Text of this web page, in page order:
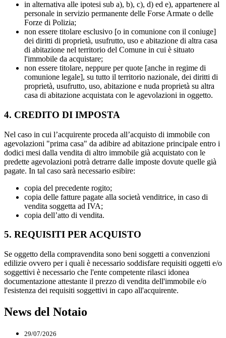
in alternativa alle ipotesi sub a), b), c), d) ed e), appartenere al
personale in servizio permanente delle Forse Armate o delle
Forze di Polizia;
non essere titolare esclusivo [o in comunione con il coniuge]
dei diritti di proprietà, usufrutto, uso e abitazione di altra casa
di abitazione nel territorio del Comune in cui è situato
l'immobile da acquistare;
non essere titolare, neppure per quote [anche in regime di
comunione legale], su tutto il territorio nazionale, dei diritti di
proprietà, usufrutto, uso, abitazione e nuda proprietà su altra
casa di abitazione acquistata con le agevolazioni in oggetto.
4. CREDITO DI IMPOSTA
Nel caso in cui l’acquirente proceda all’acquisto di immobile con
agevolazioni "prima casa" da adibire ad abitazione principale entro i
dodici mesi dalla vendita di altro immobile già acquistato con le
predette agevolazioni potrà detrarre dalle imposte dovute quelle già
pagate. In tal caso sarà necessario esibire:
copia del precedente rogito;
copia delle fatture pagate alla società venditrice, in caso di
vendita soggetta ad IVA;
copia dell’atto di vendita.
5. REQUISITI PER ACQUISTO
Se oggetto della compravendita sono beni soggetti a convenzioni
edilizie ovvero per i quali è necessario soddisfare requisiti oggetti e/o
soggettivi è necessario che l'ente competente rilasci idonea
documentazione attestante il prezzo di vendita dell'immobile e/o
l'esistenza dei requisiti soggettivi in capo all'acquirente.
News del Notaio
29/07/2026